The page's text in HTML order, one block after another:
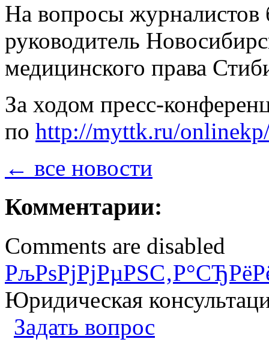
На вопросы журналистов
руководитель
медицинского права
За ходом пресс-
по http://myttk.ru/
← все новости
Комментарии:
Comments are disabled
Юридическая
Задать вопрос